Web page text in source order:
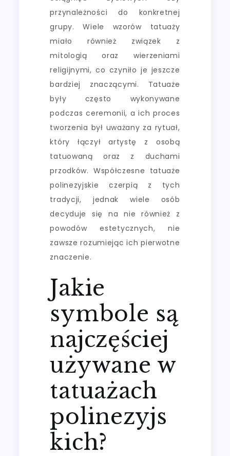
przynależności do konkretnej
grupy. Wiele wzorów tatuaży
miało również związek z
mitologią oraz wierzeniami
religijnymi, co czyniło je jeszcze
bardziej znaczącymi. Tatuaże
były często wykonywane
podczas ceremonii, a ich proces
tworzenia był uważany za rytuał,
który łączył artystę z osobą
tatuowaną oraz z duchami
przodków. Współczesne tatuaże
polinezyjskie czerpią z tych
tradycji, jednak wiele osób
decyduje się na nie również z
powodów estetycznych, nie
zawsze rozumiejąc ich pierwotne
znaczenie.
Jakie
symbole są
najczęściej
używane w
tatuażach
polinezyjs
kich?